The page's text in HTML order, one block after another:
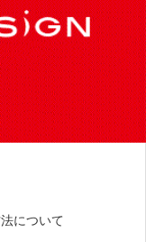
について